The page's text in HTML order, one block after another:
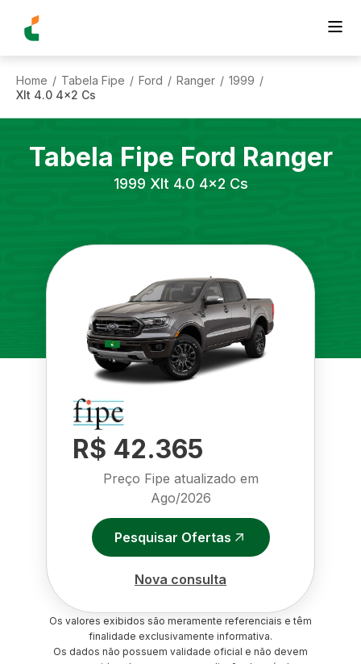
Home / Tabela Fipe / Ford / Ranger / 1999 /
Xlt 4.0 4x2 Cs
Tabela Fipe Ford Ranger
1999 Xlt 4.0 4x2 Cs
R$ 42.365
Preço Fipe atualizado em
Ago/2026
Pesquisar Ofertas
Nova consulta
Os valores exibidos são meramente referenciais e têm
finalidade exclusivamente informativa.
Os dados não possuem validade oficial e não devem